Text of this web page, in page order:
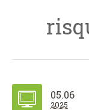
05.06
2025